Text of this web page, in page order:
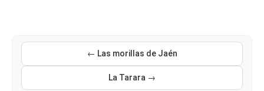
← Las morillas de Jaén
La Tarara →